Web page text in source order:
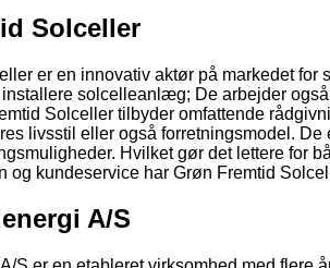
Solceller
er en innovativ aktør på markedet
solcelleanlæg; De arbejder
Solceller tilbyder omfattende
livsstil eller også forretningsmodel.
Hvilket gør det lettere for
og kundeservice har Grøn Fremtid
A/S